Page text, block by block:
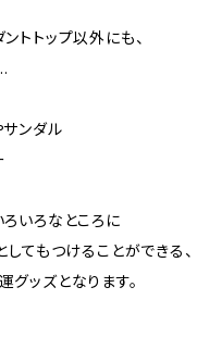
トップ以外にも、
ンダル
いろなところに
てもつけることができる、
ッズとなります。